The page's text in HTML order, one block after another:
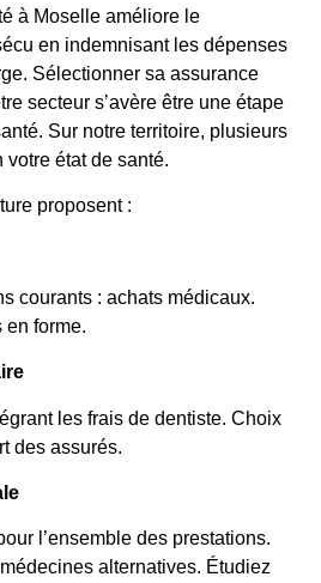
à Moselle améliore le
en indemnisant les dépenses
Sélectionner sa assurance
secteur s’avère être une étape
Sur notre territoire, plusieurs
état de santé.
proposent :
courants : achats médicaux.
forme.
les frais de dentiste. Choix
des assurés.
l’ensemble des prestations.
alternatives. Étudiez